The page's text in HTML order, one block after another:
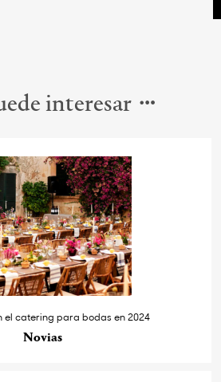
interesar
el catering para bodas en 2024
Novias